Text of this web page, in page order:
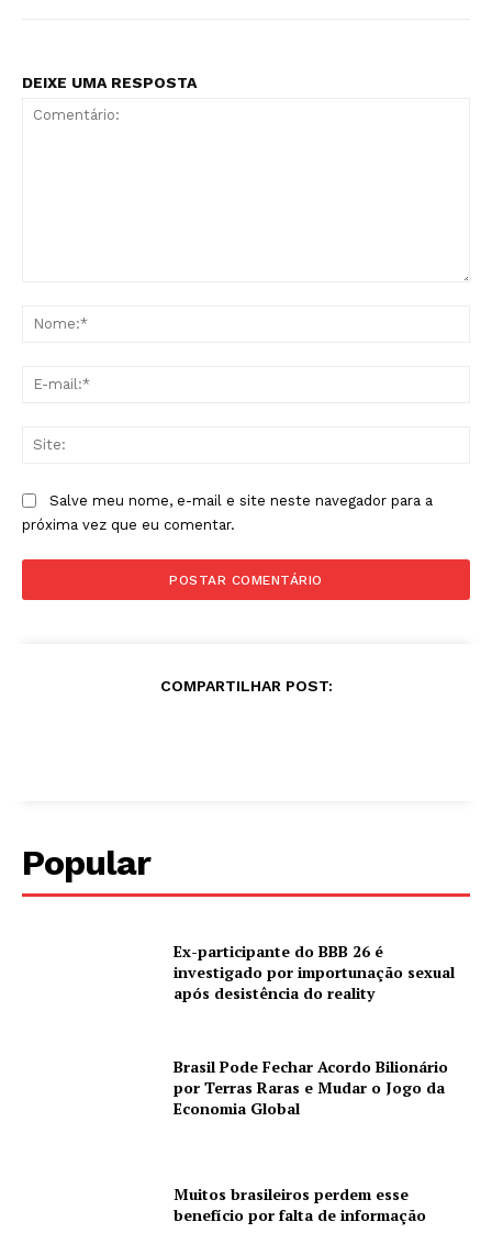
DEIXE UMA RESPOSTA
Salve meu nome, e-mail e site neste navegador para a
próxima vez que eu comentar.
COMPARTILHAR POST:
Popular
Ex-participante do BBB 26 é
investigado por importunação sexual
após desistência do reality
Brasil Pode Fechar Acordo Bilionário
por Terras Raras e Mudar o Jogo da
Economia Global
Muitos brasileiros perdem esse
benefício por falta de informação